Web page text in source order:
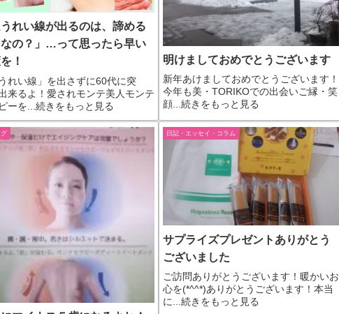
うれい線が出るのは、諦める
の？」…って思ったら早い
！
うれい線」を出さずに60代に突
来るよ！愛されモンテ美人モンテ
ーを...続きをもっと見る
明けましておめでとうございます
新年あけましておめでとうございます！
今年も美・TORIKOでの出会いご縁・笑
顔...続きをもっと見る
日記・エッセイ・コラム
サプライズプレゼントありがとう
ございました
ご訪問ありがとうございます！暖かいお
心を(*^^*)ありがとうございます！本当
に...続きをもっと見る